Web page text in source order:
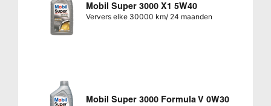
Mobil Super 3000 X1 5W40
Ververs elke 30000 km/ 24 maanden
Mobil Super 3000 Formula V 0W30